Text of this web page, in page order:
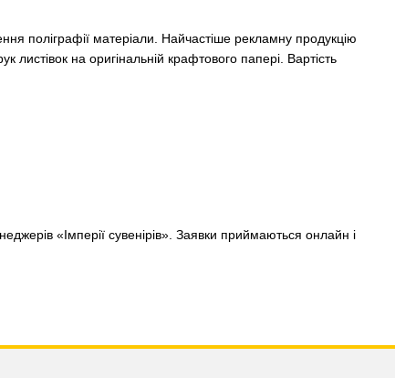
поліграфії матеріали. Найчастіше рекламну продукцію
на оригінальній крафтового папері. Вартість
«Імперії сувенірів». Заявки приймаються онлайн і